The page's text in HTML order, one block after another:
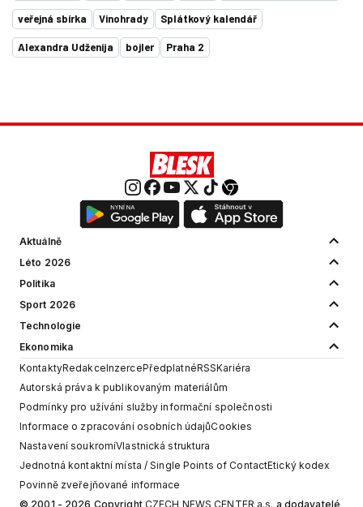
veřejná sbírka Vinohrady Splátkový kalendář
Alexandra Udženija bojler Praha 2
Aktuálně
Léto 2026
Politika
Sport 2026
Technologie
Ekonomika
KontaktyRedakceInzercePředplatnéRSSKariéra
Autorská práva k publikovaným materiálům
Podmínky pro užívání služby informační společnosti
Informace o zpracování osobních údajůCookies
Nastavení soukromíVlastnická struktura
Jednotná kontaktní místa / Single Points of ContactEtický kodex
Povinně zveřejňované informace
© 2001 - 2026 Copyright CZECH NEWS CENTER a.s. a dodavatelé